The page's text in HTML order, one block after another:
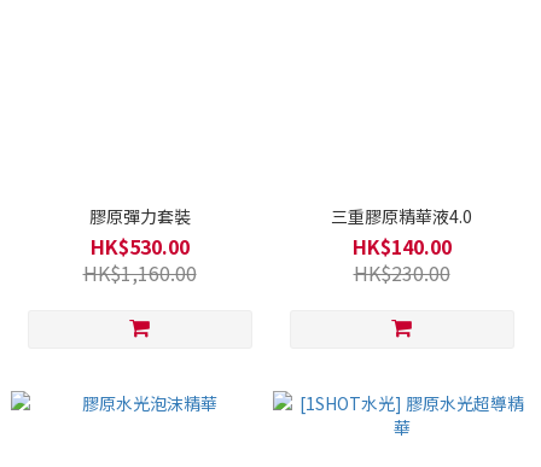
膠原彈力套裝
HK$530.00
HK$1,160.00
三重膠原精華液4.0
HK$140.00
HK$230.00